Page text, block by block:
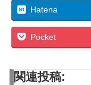
Hatena
Pocket
関連投稿: